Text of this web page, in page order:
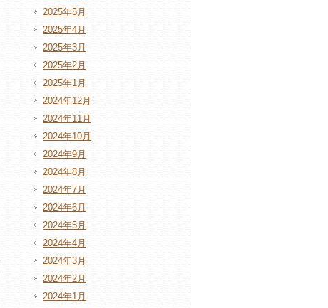
2025年5月
2025年4月
2025年3月
2025年2月
2025年1月
2024年12月
2024年11月
2024年10月
2024年9月
2024年8月
2024年7月
2024年6月
2024年5月
2024年4月
2024年3月
2024年2月
2024年1月